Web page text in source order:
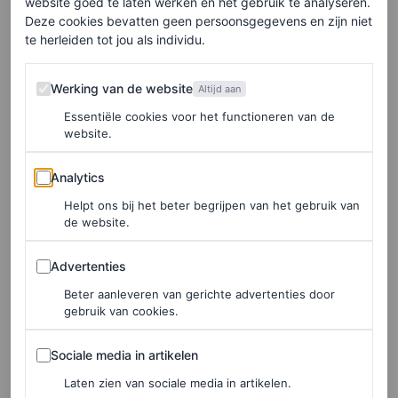
INTERIEUR
Heleen Hülsmann over
tranen om Dries Van Noten
(‘want zó mooi’),
Amsterdam-Zuid en haar
kunstcollectie
sieraden die jouw summer
holiday look die breezy vibe
geven
PANDORA
Deze cookies bevatten geen persoonsgegevens en zijn niet
te herleiden tot jou als individu.
Werking van de website
Werking van de website Altijd aan
Essentiële cookies voor het functioneren van de
website.
Analytics
Analytics
Helpt ons bij het beter begrijpen van het gebruik van
de website.
Advertenties
Advertenties
Beter aanleveren van gerichte advertenties door
gebruik van cookies.
Sociale media in artikelen
Sociale media in artikelen
Laten zien van sociale media in artikelen.